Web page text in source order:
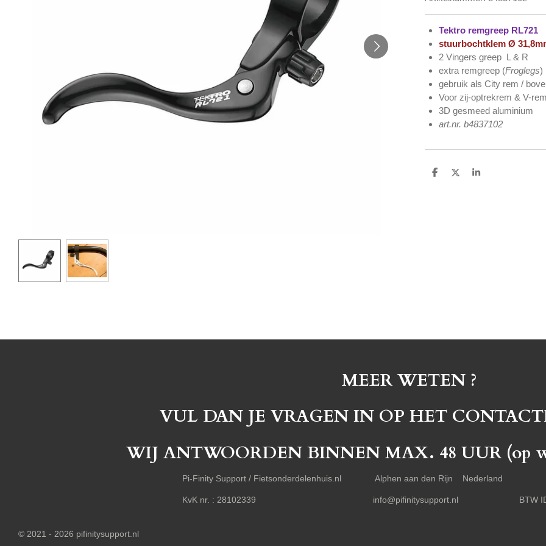
Tektro remgreep RL721
stuurbochtklem Ø
2 Vingers greep L & R
extra remgreep (Froglegs)
gebruik als City rem /
Voor zij-optrekrem & V-rem
3D gesmeed aluminium
art.nr. b4837102
D
D
S
MEER WETEN ?
VUL DAN JE VRAGEN IN OP HET
WIJ ANTWOORDEN BINNEN MAX. 48 UUR (op
Pi-Finity Support / Fietsonderdelenhuis.nl Alphen aan den Rijn Nederland
KvK nr. : 28102339 info@pifinitysupport.nl BTW ID nr. :
© 2021 - 2026 pifinitysupport.nl